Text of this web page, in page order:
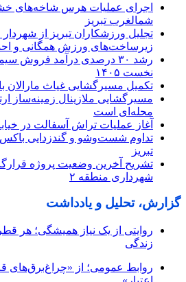
اجرای عملیات هرس شاخه‌های
شمالغرب تبریز
زیرساخت‌های ورزش همگانی و
رشد ۳۰ درصدی درآمد فروش
نخست ۱۴۰۵
تکمیل مسیرگشایی غیاث مارالان با تملک ۴ ملک
مسیرگشایی ملازینال زمینه‌ساز
محله‌ای است
آغاز عملیات تراش آسفالت در
تداوم شست‌وشو و گندزدایی
تبریز
شهرداری منطقه ۲
گزارش، تحلیل و یادداشت
روایتی از یک نیاز همیشگی؛ هر
زندگی
روابط عمومی؛ از «چراغ‌برق‌های